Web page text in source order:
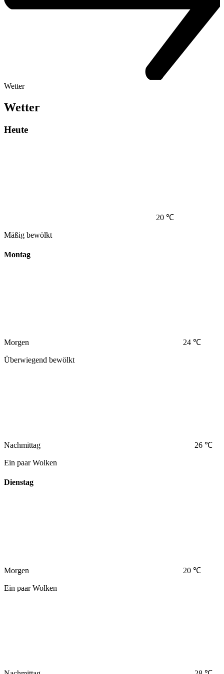
Wetter
Wetter
Heute
20 ℃
Mäßig bewölkt
Montag
Morgen 24 ℃
Überwiegend bewölkt
Nachmittag 26 ℃
Ein paar Wolken
Dienstag
Morgen 20 ℃
Ein paar Wolken